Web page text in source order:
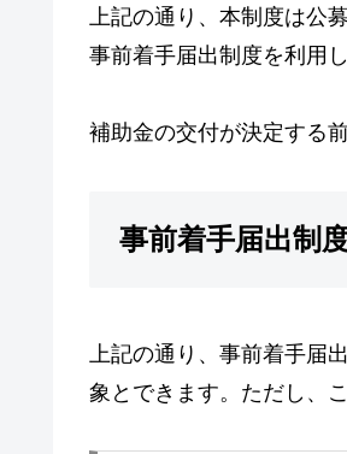
上記の通り、本制度は公
事前着手届出制度を利用
補助金の交付が決定する
事前着手届出制
上記の通り、事前着手届
象とできます。ただし、